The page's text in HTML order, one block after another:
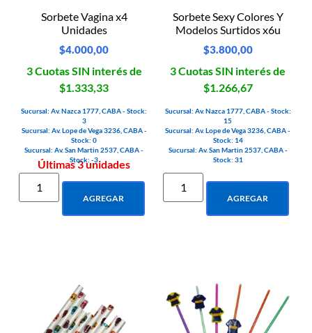
Sorbete Vagina x4
Unidades
$4.000,00
3 Cuotas SIN interés de
$1.333,33
Sucursal: Av. Nazca 1777, CABA - Stock:
3
Sucursal: Av. Lope de Vega 3236, CABA -
Stock: 0
Sucursal: Av. San Martin 2537, CABA -
Stock: -3
Últimas 3 unidades
AGREGAR
Sorbete Sexy Colores Y
Modelos Surtidos x6u
$3.800,00
3 Cuotas SIN interés de
$1.266,67
Sucursal: Av. Nazca 1777, CABA - Stock:
15
Sucursal: Av. Lope de Vega 3236, CABA -
Stock: 14
Sucursal: Av. San Martin 2537, CABA -
Stock: 31
AGREGAR